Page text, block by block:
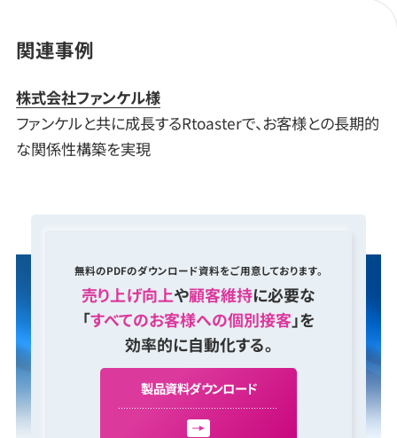
関連事例
株式会社ファンケル様
ファンケルと共に成長するRtoasterで、お客様との長期的
な関係性構築を実現
無料のPDFのダウンロード資料をご用意しております。
売り上げ向上や顧客維持に必要な
「すべてのお客様への個別接客」を
効率的に自動化する。
製品資料ダウンロード